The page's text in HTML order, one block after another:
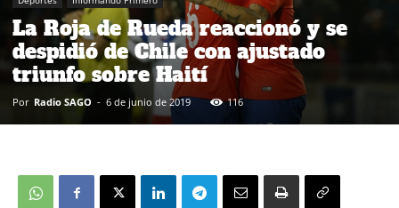
La Roja de Rueda reaccionó y se
despidió de Chile con ajustado
triunfo sobre Haití
Por Radio SAGO - 6 de junio de 2019 116